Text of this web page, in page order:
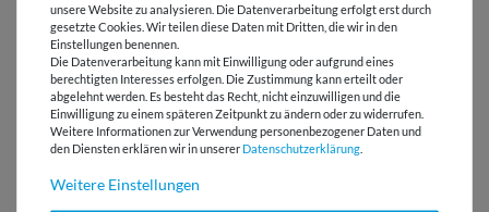
HERSTELLERINFORMATIONEN
Versandkostenfrei ab 60 € -
Lieferung mit DHL
unsere Website zu analysieren. Die Datenverarbeitung erfolgt erst durch
gesetzte Cookies. Wir teilen diese Daten mit Dritten, die wir in den
Einstellungen benennen.
Die Datenverarbeitung kann mit Einwilligung oder aufgrund eines
berechtigten Interesses erfolgen. Die Zustimmung kann erteilt oder
abgelehnt werden. Es besteht das Recht, nicht einzuwilligen und die
Einwilligung zu einem späteren Zeitpunkt zu ändern oder zu widerrufen.
Weitere Informationen zur Verwendung personenbezogener Daten und
den Diensten erklären wir in unserer Daten­schutz­erklärung
Weitere Einstellungen